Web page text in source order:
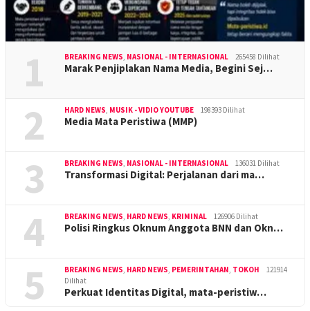
1 BREAKING NEWS NASIONAL - INTERNASIONAL 265458 Dilihat
Marak Penjiplakan Nama Media, Begini Sej…
2 HARD NEWS MUSIK - VIDIO YOUTUBE 198393 Dilihat
Media Mata Peristiwa (MMP)
3 BREAKING NEWS NASIONAL - INTERNASIONAL 136031 Dilihat
Transformasi Digital: Perjalanan dari ma…
4 BREAKING NEWS HARD NEWS KRIMINAL 126906 Dilihat
Polisi Ringkus Oknum Anggota BNN dan Okn…
5 BREAKING NEWS HARD NEWS PEMERINTAHAN TOKOH
121914
Dilihat
Perkuat Identitas Digital, mata-peristiw…